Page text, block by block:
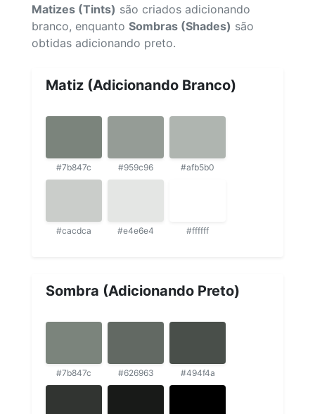
Matizes (Tints) são criados adicionando
branco, enquanto Sombras (Shades) são
obtidas adicionando preto.
Matiz (Adicionando Branco)
#7b847c #959c96 #afb5b0
#cacdca #e4e6e4 #ffffff
Sombra (Adicionando Preto)
#7b847c #626963 #494f4a